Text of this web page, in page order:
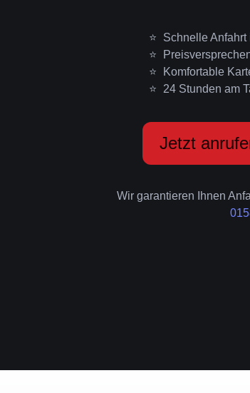
Schnelle Anfahrt
Komfortable
24 Stunden am
Jetzt
Wir garantieren Ihnen